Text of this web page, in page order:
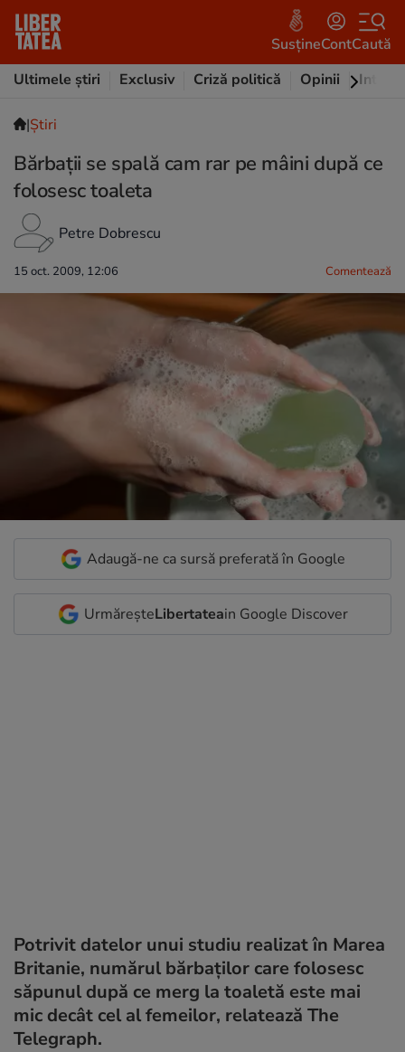
SusțineContCaută
Ultimele știri
Exclusiv Criză politică Opinii
|Ştiri
Bărbaţii se spală cam rar pe mâini după ce
folosesc toaleta
Petre Dobrescu
15 oct. 2009, 12:06 Comentează
Adaugă-ne ca sursă preferată în Google
UrmăreșteLibertateain Google Discover
Potrivit datelor unui studiu realizat în Marea
Britanie, numărul bărbaţilor care folosesc
săpunul după ce merg la toaletă este mai
mic decât cel al femeilor, relatează The
Telegraph.